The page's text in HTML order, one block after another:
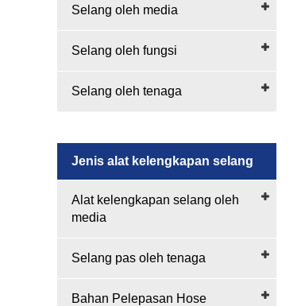
Selang oleh media
Selang oleh fungsi
Selang oleh tenaga
Jenis alat kelengkapan selang
Alat kelengkapan selang oleh
media
Selang pas oleh tenaga
Bahan Pelepasan Hose